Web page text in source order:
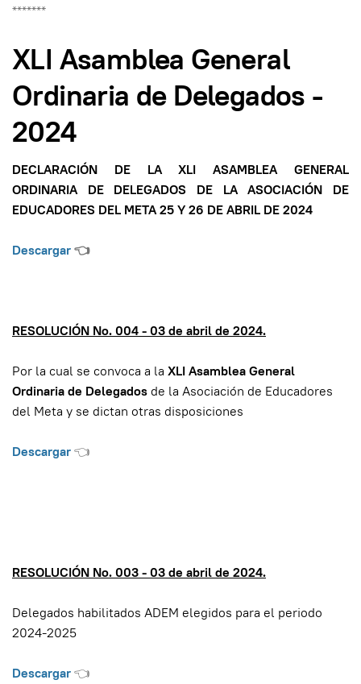
*******
XLI Asamblea General
Ordinaria de Delegados -
2024
DECLARACIÓN DE LA XLI ASAMBLEA GENERAL
ORDINARIA DE DELEGADOS DE LA ASOCIACIÓN DE
EDUCADORES DEL META25 Y 26 DE ABRIL DE 2024
Descargar👈
RESOLUCIÓN No. 004 - 03 de abril de 2024.
Por la cual se convoca a la XLI Asamblea General
Ordinaria de Delegadosde la Asociación de Educadores
del Meta y se dictan otras disposiciones
Descargar👈
RESOLUCIÓN No. 003 - 03 de abril de 2024.
Delegados habilitados ADEM elegidos para el periodo
2024-2025
Descargar👈